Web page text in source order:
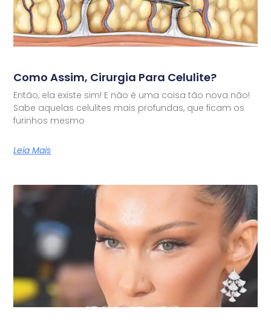
Como Assim, Cirurgia Para Celulite?
Então, ela existe sim! E não é uma coisa tão nova não!
Sabe aquelas celulites mais profundas, que ficam os
furinhos mesmo
Leia Mais